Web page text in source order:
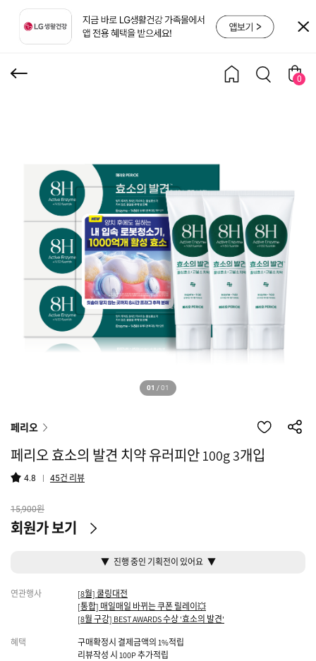
0
유러피안 100g 3개입
01 /01
페리오
페리오 효소의 발견 치약 유러피안 100g 3개입
4.8 45건 리뷰
15,900원
회원가 보기
▼ 진행 중인 기획전이 있어요 ▼
연관행사
[8월] 쿨링대전
[통합] 매일매일 바뀌는 쿠폰 릴레이💥
[8월 구강] BEST AWARDS 수상 '효소의 발견'
혜택
구매확정시 결제금액의 1%적립
리뷰작성 시 100P 추가적립